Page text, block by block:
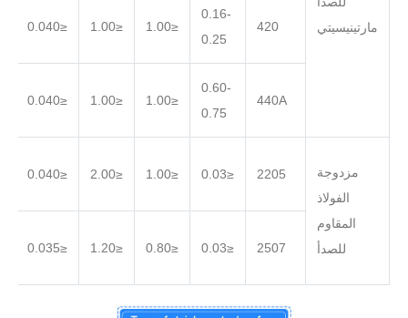
مارتينيسيتي
420
0.16-
0.25
≤1.00
≤1.00
≤0.040
440A
0.60-
0.75
≤1.00
≤1.00
≤0.040
مزدوجة
الفولاذ
المقاوم
للصدأ
2205
≤0.03
≤1.00
≤2.00
≤0.040
2507
≤0.03
≤0.80
≤1.20
≤0.035